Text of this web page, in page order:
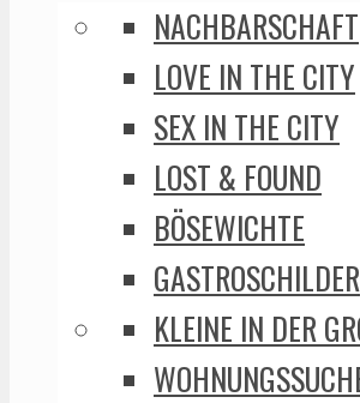
NACHBARSCHAFT
LOVE IN THE CITY
SEX IN THE CITY
LOST & FOUND
BÖSEWICHTE
GASTROSCHILDER
KLEINE IN DER